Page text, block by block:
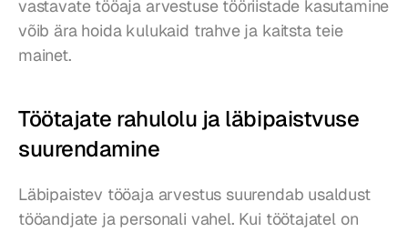
vastavate tööaja arvestuse tööriistade kasutamine
võib ära hoida kulukaid trahve ja kaitsta teie
mainet.
Töötajate rahulolu ja läbipaistvuse
suurendamine
Läbipaistev tööaja arvestus suurendab usaldust
tööandjate ja personali vahel. Kui töötajatel on